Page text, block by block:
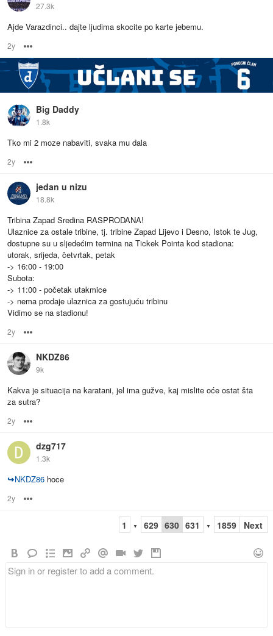
27.3k
Ajde Varazdinci.. dajte ljudima skocite po karte jebemu.
2y
Big Daddy
1.8k
Tko mi 2 moze nabaviti, svaka mu dala
2y
jedan u nizu
18.8k
Tribina Zapad Sredina RASPRODANA!
Ulaznice za ostale tribine, tj. tribine Zapad Lijevo i Desno, Istok te Jug,
dostupne su u sljedećim termina na Tickek Pointa kod stadiona:
utorak, srijeda, četvrtak, petak
-> 16:00 - 19:00
Subota:
-> 11:00 - početak utakmice
-> nema prodaje ulaznica za gostujuću tribinu
Vidimo se na stadionu!
2y
NKDZ86
9k
Kakva je situacija na karatani, jel ima gužve, kaj mislite oće ostat šta
za sutra?
2y
dzg717
1.3k
↪NKDZ86 hoce
2y
1 ▼ 629 630 631 ▼ 1859 Next